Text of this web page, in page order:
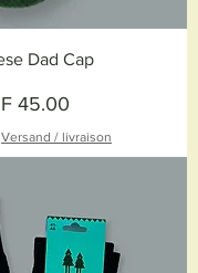
Dad Cap
45.00
Versand / livraison